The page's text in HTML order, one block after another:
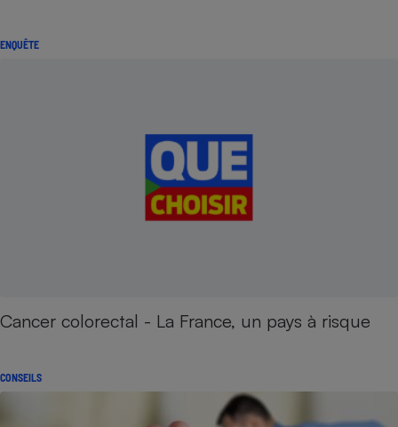
ENQUÊTE
Cancer colorectal - La France, un pays à risque
CONSEILS